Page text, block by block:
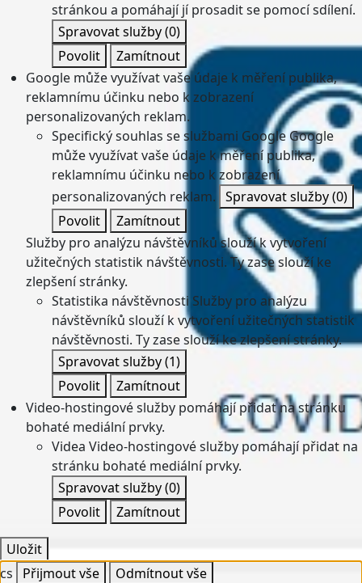
stránkou a pomáhají jí prosadit se pomocí sdílení.
Spravovat služby(0)
Povolit
Zamítnout
Google může využívat vaše údaje k měření publika,
reklamnímu účinku nebo k zobrazení
personalizovaných reklam.
Specifický souhlas se službami Google Google
může využívat vaše údaje k měření publika,
reklamnímu účinku nebo k zobrazení
personalizovaných reklam. Spravovat služby(0)
Povolit
Zamítnout
Služby pro analýzu návštěvníků slouží k vytvoření
užitečných statistik návštěvnosti. Ty zase slouží ke
zlepšení stránky.
Statistika návštěvnosti Služby pro analýzu
návštěvníků slouží k vytvoření užitečných statistik
návštěvnosti. Ty zase slouží ke zlepšení stránky.
Spravovat služby(1)
Povolit
Zamítnout
Video-hostingové služby pomáhají přidat na stránku
bohaté mediální prvky.
Videa Video-hostingové služby pomáhají přidat na
stránku bohaté mediální prvky.
Spravovat služby(0)
Povolit
Zamítnout
Uložit
cs
Přijmout vše
Odmítnout vše